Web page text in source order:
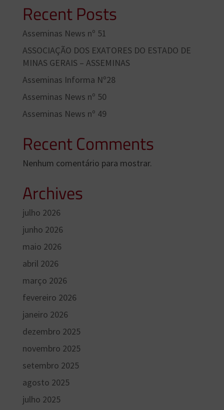
Recent Posts
Asseminas News nº 51
ASSOCIAÇÃO DOS EXATORES DO ESTADO DE
MINAS GERAIS – ASSEMINAS
Asseminas Informa Nº28
Asseminas News nº 50
Asseminas News nº 49
Recent Comments
Nenhum comentário para mostrar.
Archives
julho 2026
junho 2026
maio 2026
abril 2026
março 2026
fevereiro 2026
janeiro 2026
dezembro 2025
novembro 2025
setembro 2025
agosto 2025
julho 2025